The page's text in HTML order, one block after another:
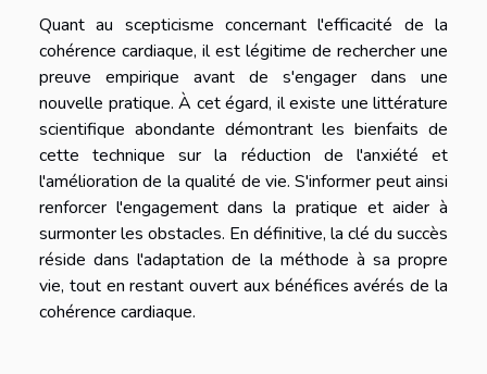
Quant au scepticisme concernant l'efficacité de la
cohérence cardiaque, il est légitime de rechercher une
preuve empirique avant de s'engager dans une
nouvelle pratique. À cet égard, il existe une littérature
scientifique abondante démontrant les bienfaits de
cette technique sur la réduction de l'anxiété et
l'amélioration de la qualité de vie. S'informer peut ainsi
renforcer l'engagement dans la pratique et aider à
surmonter les obstacles. En définitive, la clé du succès
réside dans l'adaptation de la méthode à sa propre
vie, tout en restant ouvert aux bénéfices avérés de la
cohérence cardiaque.